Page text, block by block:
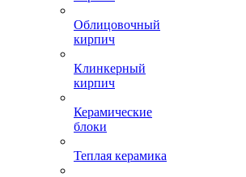
Облицовочный
кирпич
Клинкерный
кирпич
Керамические
блоки
Теплая керамика